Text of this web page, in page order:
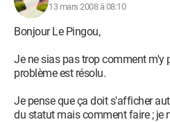
13 mars 2008 à 08:10
Bonjour Le Pingou,
Je ne sias pas trop comment m'y
problème est résolu.
Je pense que ça doit s'afficher
du statut mais comment faire ; je